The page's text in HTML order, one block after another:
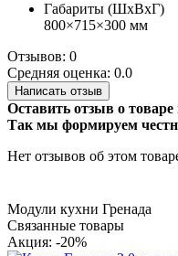
Габариты (ШхВхГ)
800×715×300 мм
Отзывов: 0
Средняя оценка: 0.0
Написать отзыв
Оставить отзыв о
Так мы формируем
Нет отзывов об этом
Модули кухни Гренада
Связанные товары
Акция: -20%